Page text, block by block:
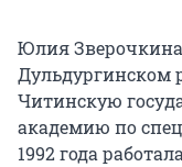
Юлия Зверочкина
Дульдургинском
Читинскую
академию по
1992 года